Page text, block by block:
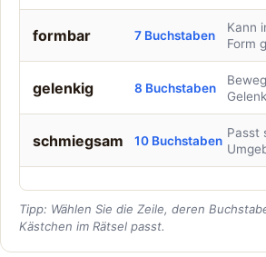
formbar 7 Buchstaben
Kann
Form
gelenkig 8 Buchstaben
schmiegsam 10 Buchstaben
Passt
Tipp: Wählen Sie die Zeile, deren
Kästchen im Rätsel passt.